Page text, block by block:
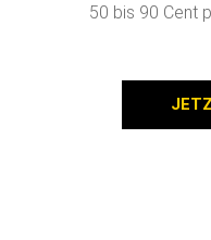
50 bis 90 Cent